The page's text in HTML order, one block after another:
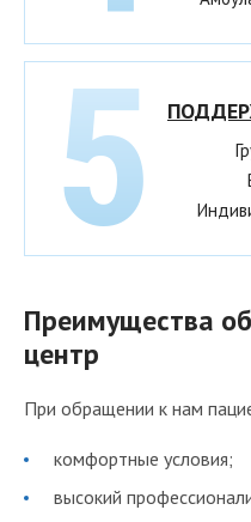
Преимущества
центр
При обращении к нам
комфортные условия;
высокий